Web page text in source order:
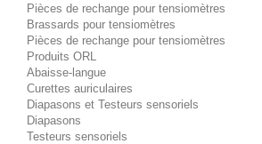
Pièces de rechange pour tensiomètres
Brassards pour tensiomètres
Pièces de rechange pour tensiomètres
Produits ORL
Abaisse-langue
Curettes auriculaires
Diapasons et Testeurs sensoriels
Diapasons
Testeurs sensoriels